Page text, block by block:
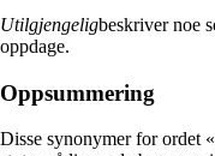
Utilgjengeligbeskriver noe
oppdage.
Oppsummering
Disse synonymer for ordet